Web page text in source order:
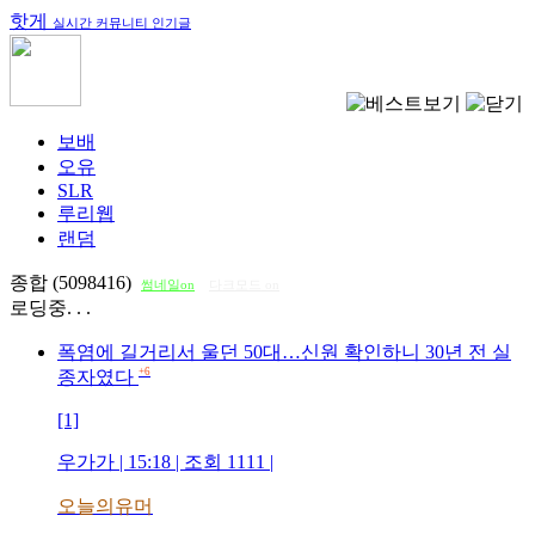
핫게 실시간 커뮤니티 인기글
보배
오유
SLR
루리웹
랜덤
종합 (5098416) 썸네일on
로딩중. . .
폭염에 길거리서 울던 50대…신원 확인하니 30년 전 실
종자였다 +6
[1]
우가가 | 15:18 | 조회 1111 |
오늘의유머